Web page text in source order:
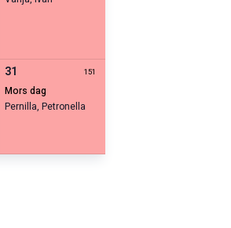
31 151
mors dag
Pernilla,Petronella